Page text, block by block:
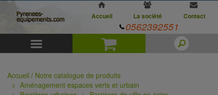
Panier
Accueil La société Contact
0562392551
Accueil / Notre catalogue de produits
Aménagement espaces verts et urbain